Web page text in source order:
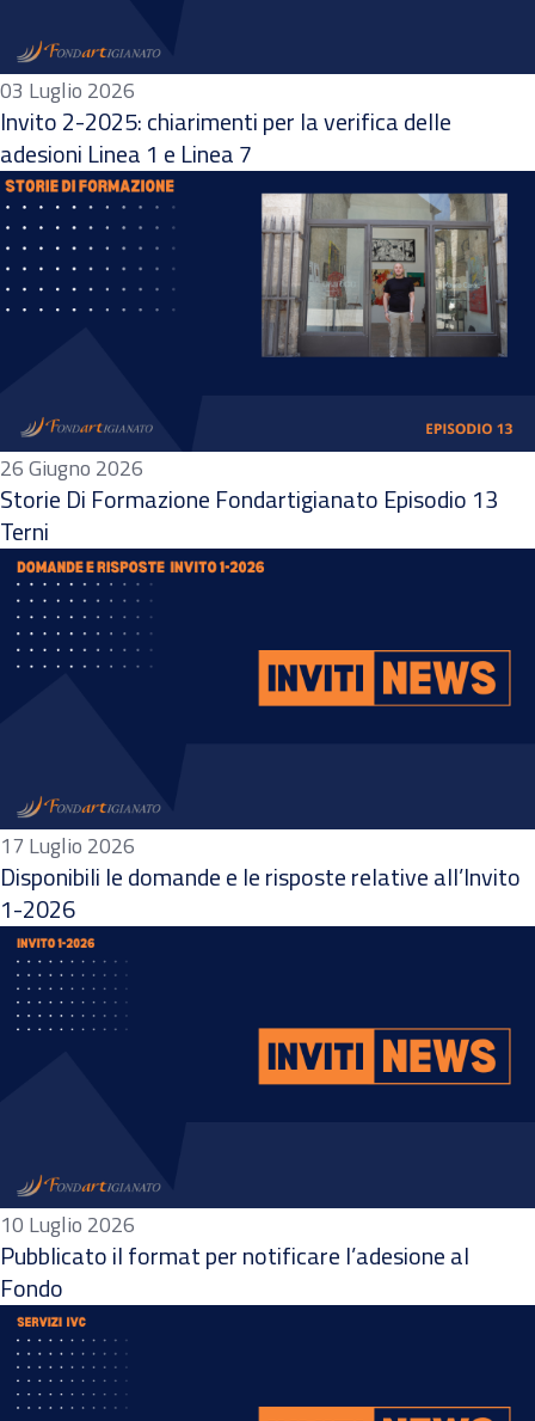
03 Luglio 2026
Invito 2-2025: chiarimenti per la verifica delle
adesioni Linea 1 e Linea 7
26 Giugno 2026
Storie Di Formazione Fondartigianato Episodio 13
Terni
17 Luglio 2026
Disponibili le domande e le risposte relative all’Invito
1-2026
10 Luglio 2026
Pubblicato il format per notificare l’adesione al
Fondo